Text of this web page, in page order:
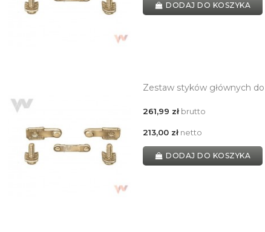
DODAJ DO KOSZYKA
Zestaw styków głównych
261,99 złbrutto
213,00 złnetto
DODAJ DO KOSZYKA